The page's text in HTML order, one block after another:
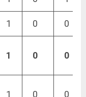
1 0 0
1 0 0
1 0 0